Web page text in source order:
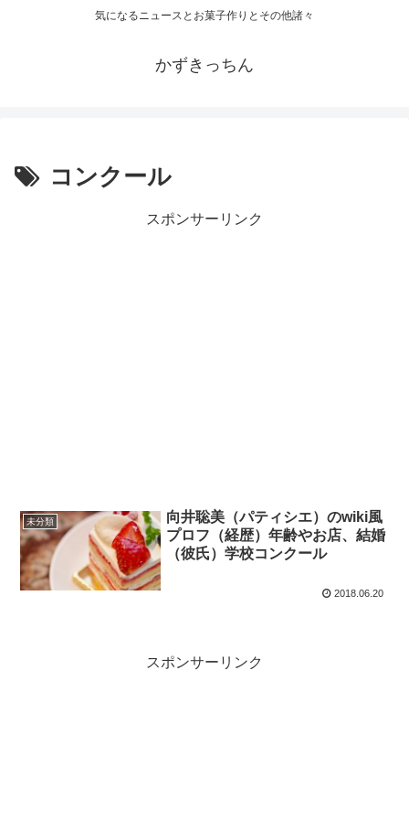
気になるニュースとお菓子作りとその他諸々
かずきっちん
コンクール
スポンサーリンク
未分類
向井聡美（パティシエ）のwiki風
プロフ（経歴）年齢やお店、結婚
（彼氏）学校コンクール
2018.06.20
スポンサーリンク